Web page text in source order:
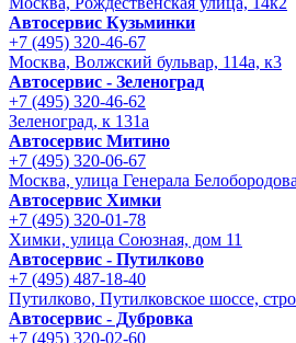
Автосервис Кузьминки
+7 (495) 320-46-67
Москва, Волжский бульвар, 114а, к3
Автосервис - Зеленоград
+7 (495) 320-46-62
Зеленоград, к 131а
Автосервис Митино
+7 (495) 320-06-67
Москва, улица Генерала
Автосервис Химки
+7 (495) 320-01-78
Химки, улица Союзная, дом 11
Автосервис - Путилково
+7 (495) 487-18-40
Путилково, Путилковское шоссе,
Автосервис - Дубровка
+7 (495) 320-02-60